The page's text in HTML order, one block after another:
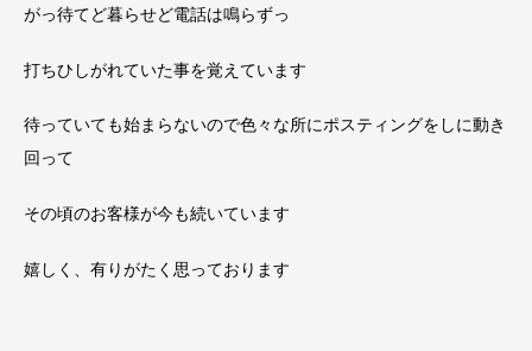
がっ待てど暮らせど電話は鳴らずっ
打ちひしがれていた事を覚えています
待っていても始まらないので色々な所にポスティングをしに動き
回って
その頃のお客様が今も続いています
嬉しく、有りがたく思っております